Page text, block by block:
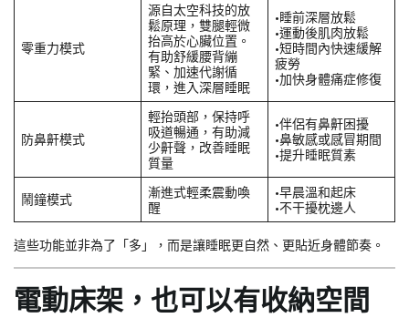
零重力模式
源自太空科技的放
鬆原理，雙腿輕微
抬高於心臟位置。
有助舒緩腰背繃
緊、加速代謝循
環，進入深層睡眠
•睡前深層放鬆
•運動後肌肉放鬆
•短時間內快速緩解
疲勞
•加快身體痛症修復
防鼻鼾模式
輕抬頭部，保持呼
吸道暢通，有助減
少鼾聲，改善睡眠
質量
•伴侶有鼻鼾困擾
•鼻敏感或感冒期間
•提升睡眠質素
鬧鐘模式
漸進式輕柔震動喚
醒
•早晨溫和起床
•不干擾枕邊人
這些功能並非為了「多」，而是讓睡眠更自然、更貼近身體節奏。
電動床架，也可以有收納空間